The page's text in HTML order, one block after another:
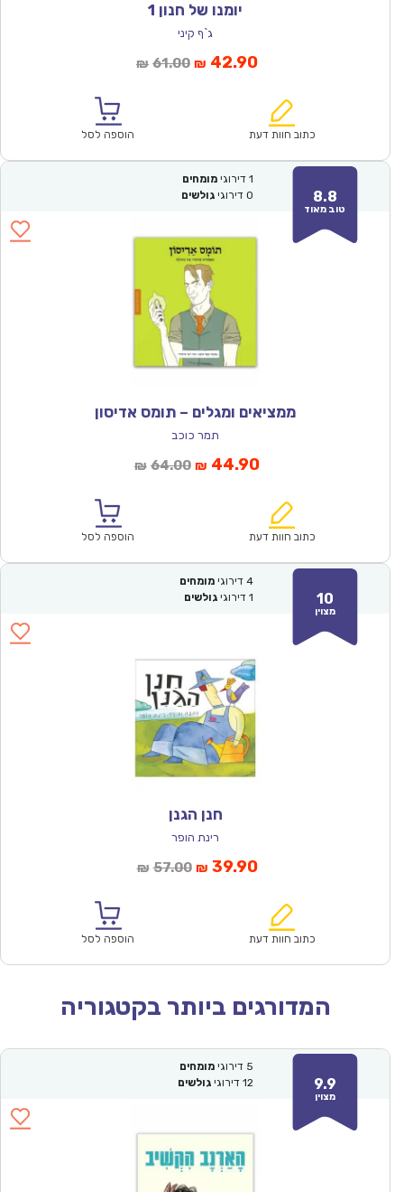
יומנו של חנון 1
ג`ף קיני
₪ 61.00המחיר
₪61.00.
₪ 42.90המחיר
הוא:
כתוב חוות דעת הוספה לסל
8.8
טוב מאוד
1 דירוגי מומחים
0 דירוגי גולשים
ממציאים ומגלים – תומס אדיסון
תמר כוכב
₪ 64.00המחיר
₪64.00.
₪ 44.90המחיר
הוא:
כתוב חוות דעת הוספה לסל
10
מצוין
4 דירוגי מומחים
1 דירוגי גולשים
חנן הגנן
רינת הופר
₪ 57.00המחיר
₪57.00.
₪ 39.90המחיר
הוא:
כתוב חוות דעת הוספה לסל
המדורגים ביותר בקטגוריה
9.9
מצוין
5 דירוגי מומחים
12 דירוגי גולשים